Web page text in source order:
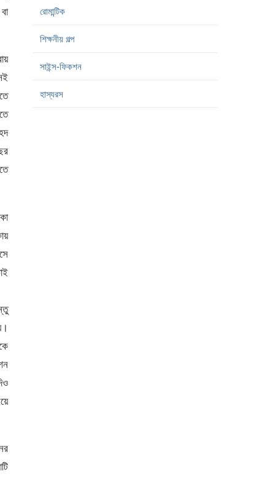
রোমান্টিক
শিক্ষনীয় গল্প
সাইন্স-ফিকশন
হাস্যরস